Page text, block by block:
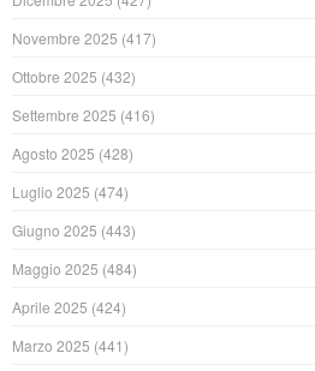
Novembre 2025 (417)
Ottobre 2025 (432)
Settembre 2025 (416)
Agosto 2025 (428)
Luglio 2025 (474)
Giugno 2025 (443)
Maggio 2025 (484)
Aprile 2025 (424)
Marzo 2025 (441)